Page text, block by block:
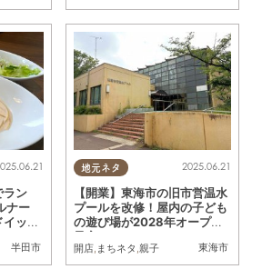
半田市
ラン
ナー
ッチ
まちネタ,行ってみたレポ
地元ネタ
東海市
2025.06.21
【開業】東海市の旧市営温水
プールを改修！屋内の子ども
の遊び場が2028年オープン
予定
開店, まちネタ ,親子